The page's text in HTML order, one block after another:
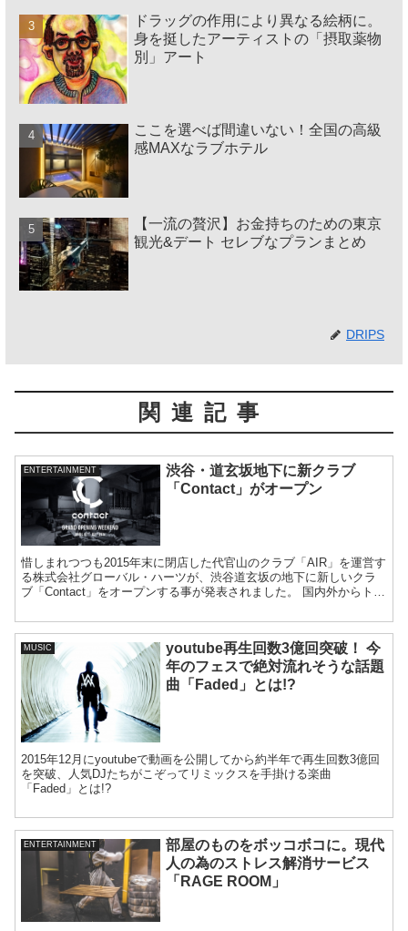
ドラッグの作用により異なる絵柄に。
身を挺したアーティストの「摂取薬物
別」アート
ここを選べば間違いない！全国の高級
感MAXなラブホテル
【一流の贅沢】お金持ちのための東京
観光&デート セレブなプランまとめ
DRIPS
関連記事
ENTERTAINMENT
渋谷・道玄坂地下に新クラブ
「Contact」がオープン
惜しまれつつも2015年末に閉店した代官山のクラブ「AIR」を運営す
る株式会社グローバル・ハーツが、渋谷道玄坂の地下に新しいクラ
ブ「Contact」をオープンする事が発表されました。 国内外からトッ
MUSIC
youtube再生回数3億回突破！ 今
年のフェスで絶対流れそうな話題
曲「Faded」とは!?
2015年12月にyoutubeで動画を公開してから約半年で再生回数3億回
を突破、人気DJたちがこぞってリミックスを手掛ける楽曲
「Faded」とは!?
ENTERTAINMENT
部屋のものをボッコボコに。現代
人の為のストレス解消サービス
「RAGE ROOM」